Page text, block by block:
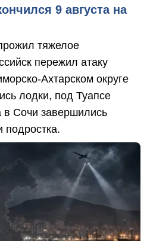
9 августа на
тяжелое
пережил атаку
Ахтарском округе
лодки, под Туапсе
в Сочи завершились
подростка.